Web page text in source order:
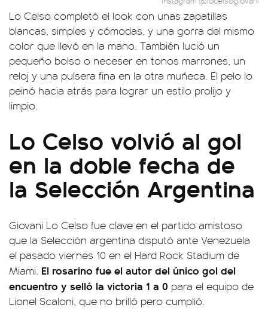
Lo Celso completó el look con unas zapatillas
blancas, simples y cómodas, y una gorra del mismo
color que llevó en la mano. También lució un
pequeño bolso o neceser en tonos marrones, un
reloj y una pulsera fina en la otra muñeca. El pelo lo
peinó hacia atrás para lograr un estilo prolijo y
limpio.
Lo Celso volvió al gol
en la doble fecha de
la Selección Argentina
Giovani Lo Celso fue clave en el partido amistoso
que la Selección argentina disputó ante Venezuela
el pasado viernes 10 en el Hard Rock Stadium de
Miami. El rosarino fue el autor del único gol del
encuentro y selló la victoria 1 a 0 para el equipo de
Lionel Scaloni, que no brilló pero cumplió.